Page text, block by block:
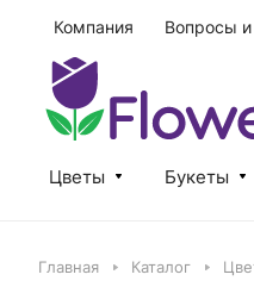
Компания Вопросы и
Цветы Букеты
Главная Каталог